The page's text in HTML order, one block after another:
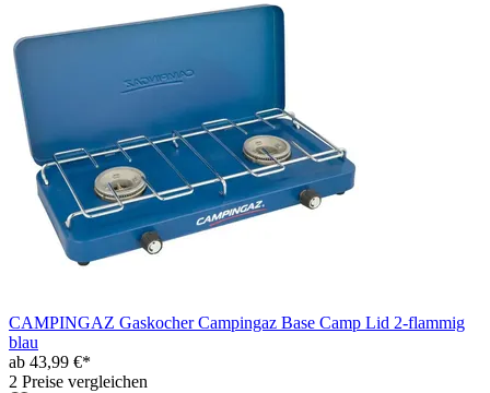
CAMPINGAZ Gaskocher Campingaz Base Camp Lid 2-flammig
blau
ab 43,99 €*
2 Preise vergleichen